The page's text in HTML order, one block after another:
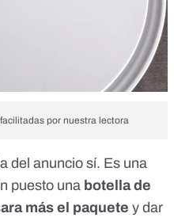
por nuestra lectora
del anuncio sí. Es una
puesto una botella de
más el paquete y dar